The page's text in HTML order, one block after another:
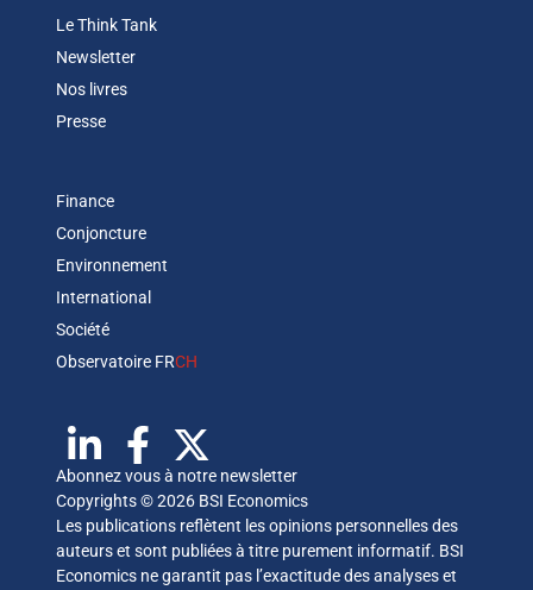
Le Think Tank
Newsletter
Nos livres
Presse
Finance
Conjoncture
Environnement
International
Société
Observatoire FRCH
Abonnez vous à notre newsletter
Copyrights © 2026 BSI Economics
Les publications reflètent les opinions personnelles des
auteurs et sont publiées à titre purement informatif. BSI
Economics ne garantit pas l’exactitude des analyses et